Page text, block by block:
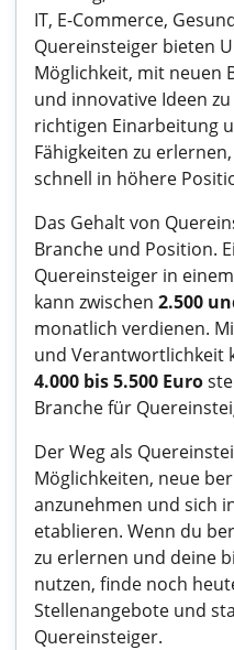
IT, E-Commerce,
Quereinsteiger bieten
Möglichkeit, mit neuen
und innovative Ideen
richtigen Einarbeitung
Fähigkeiten zu
schnell in höhere
Das Gehalt von
Branche und Position.
Quereinsteiger in
kann zwischen 2.500
monatlich verdienen.
und Verantwortlichkeit
4.000 bis 5.500 Euro
Branche für
Der Weg als
Möglichkeiten, neue
anzunehmen und sich
etablieren. Wenn du
zu erlernen und deine
nutzen, finde noch
Stellenangebote und
Quereinsteiger.